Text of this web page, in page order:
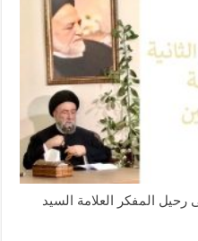
رحيل المفكر العلامة السيد